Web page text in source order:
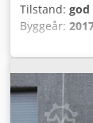
Tilstand:
Byggeår:
gaffellengde:
bredde:2
belysning,